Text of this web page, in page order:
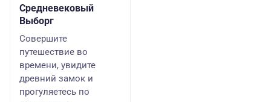
Средневековый
Выборг
Совершите
путешествие во
времени, увидите
древний замок и
прогуляетесь по